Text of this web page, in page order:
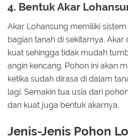
4. Bentuk Akar
Akar Lohansung memiliki
bagian tanah di sekitarnya.
kuat sehingga tidak mudah
angin kencang. Pohon ini akan
ketika sudah dirasa di dalam
lagi. Semakin tua usia dari
dan kuat juga bentuk akarnya.
Jenis-Jenis Pohon